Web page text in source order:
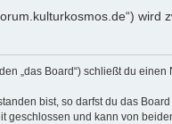
„das Board“) schließt du
bist, so darfst du das
geschlossen und kann von